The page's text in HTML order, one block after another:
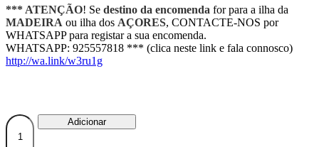
*** ATENÇÃO! Se destino da encomenda for para a ilha da
MADEIRA ou ilha dos AÇORES, CONTACTE-NOS por
WHATSAPP para registar a sua encomenda.
WHATSAPP: 925557818 *** (clica neste link e fala connosco)
http://wa.link/w3ru1g
Quantidade
Adicionar